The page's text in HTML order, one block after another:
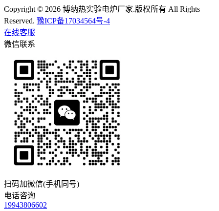
Copyright © 2026 博纳热实验电炉厂家.版权所有 All Rights
Reserved. 豫ICP备17034564号-4
在线客服
微信联系
扫码加微信(手机同号)
电话咨询
19943806602